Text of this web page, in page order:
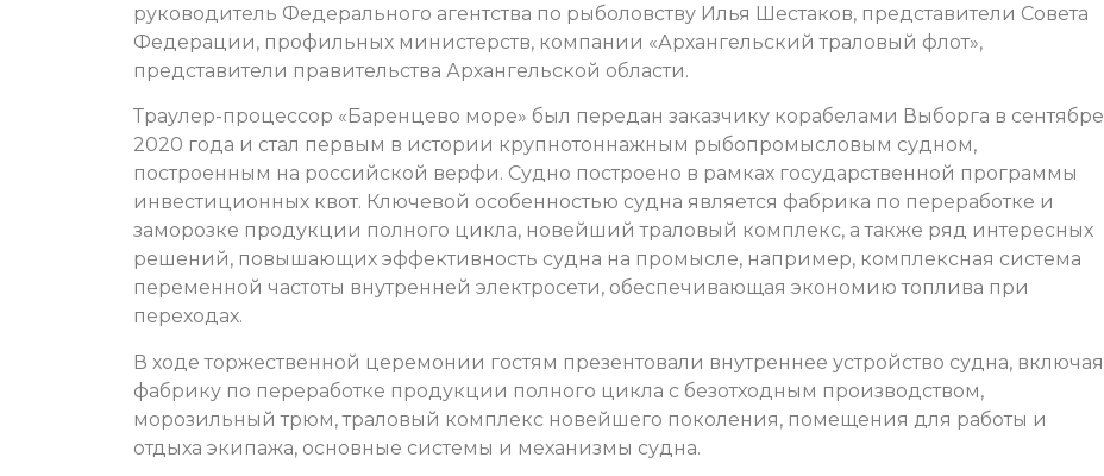
руководитель Федерального агентства по рыболовству Илья Шестаков, представители Совета
Федерации, профильных министерств, компании «Архангельский траловый флот»,
представители правительства Архангельской области.
Траулер-процессор «Баренцево море» был передан заказчику корабелами Выборга в сентябре
2020 года и стал первым в истории крупнотоннажным рыбопромысловым судном,
построенным на российской верфи. Судно построено в рамках государственной программы
инвестиционных квот. Ключевой особенностью судна является фабрика по переработке и
заморозке продукции полного цикла, новейший траловый комплекс, а также ряд интересных
решений, повышающих эффективность судна на промысле, например, комплексная система
переменной частоты внутренней электросети, обеспечивающая экономию топлива при
переходах.
В ходе торжественной церемонии гостям презентовали внутреннее устройство судна, включая
фабрику по переработке продукции полного цикла с безотходным производством,
морозильный трюм, траловый комплекс новейшего поколения, помещения для работы и
отдыха экипажа, основные системы и механизмы судна.